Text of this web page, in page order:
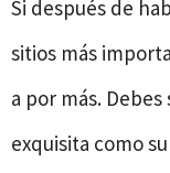
Si después de
sitios más
a por más. Debes
exquisita como